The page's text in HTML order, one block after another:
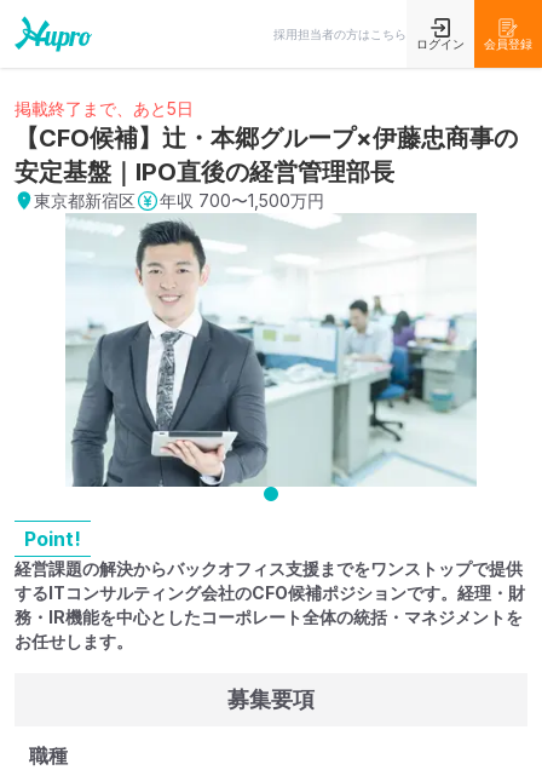
採用担当者の方はこちら
ログイン 会員登録
掲載終了まで、あと5日
【CFO候補】辻・本郷グループ×伊藤忠商事の
安定基盤｜IPO直後の経営管理部長
東京都新宿区 年収 700〜1,500万円
Point!
経営課題の解決からバックオフィス支援までをワンストップで提供
するITコンサルティング会社のCFO候補ポジションです。経理・財
務・IR機能を中心としたコーポレート全体の統括・マネジメントを
お任せします。
募集要項
職種